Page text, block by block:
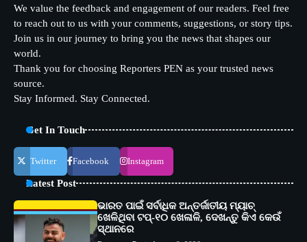
We value the feedback and engagement of our readers. Feel free
to reach out to us with your comments, suggestions, or story tips.
Join us in our journey to bring you the news that shapes our
world.
Thank you for choosing Reporters PEN as your trusted news
source.
Stay Informed. Stay Connected.
Get In Touch
Twitter Facebook Instagram
Latest Post
ଭାରତ ପାଇଁ ସର୍ବାଧିକ ଅନ୍ତର୍ଜାତୀୟ ମ୍ୟାଚ୍
ଖେଳିଥିବା ଟପ୍-୧୦ ଖେଳାଳି, ଦେଖନ୍ତୁ କିଏ କେଉଁ
ସ୍ଥାନରେ